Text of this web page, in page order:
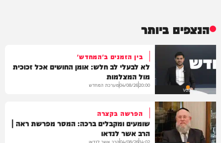
הנצפים ביותר
VOD
בין הזמנים ב'המחדש'
לא לבעלי לב חלש: אומן החושים אכל זכוכית
מול המצלמות
20:00
04/08/26מערכת המחדש
הפרשה בקצרה
שומעים ומקבלים ברכה: המסר מפרשת ראה |
הרב אשר לנדאו
הרב אשר לנדאו